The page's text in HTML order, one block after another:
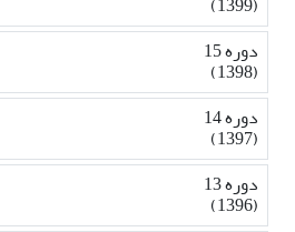
دوره 15
(1398)
دوره 14
(1397)
دوره 13
(1396)